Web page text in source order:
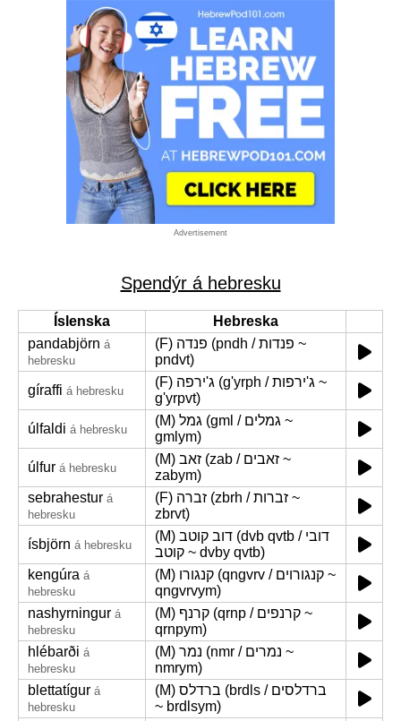
Advertisement
Spendýr á hebresku
Íslenska
Hebreska
pandabjörn á
hebresku
(F) פנדה (pndh / פנדות ~
pndvt)
gíraffi á hebresku
(F) ג'ירפה (g'yrph / ג'ירפות ~
g'yrpvt)
úlfaldi á hebresku
(M) גמל (gml / גמלים ~
gmlym)
úlfur á hebresku
(M) זאב (zab / זאבים ~
zabym)
sebrahestur á
hebresku
(F) זברה (zbrh / זברות ~
zbrvt)
ísbjörn á hebresku
(M) דוב קוטב (dvb qvtb / דובי
קוטב ~ dvby qvtb)
kengúra á
hebresku
(M) קנגורו (qngvrv / קנגורוים ~
qngvrvym)
nashyrningur á
hebresku
(M) קרנף (qrnp / קרנפים ~
qrnpym)
hlébarði á
hebresku
(M) נמר (nmr / נמרים ~
nmrym)
blettatígur á
hebresku
(M) ברדלס (brdls / ברדלסים
~ brdlsym)